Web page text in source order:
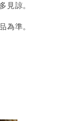
見諒。
為準。